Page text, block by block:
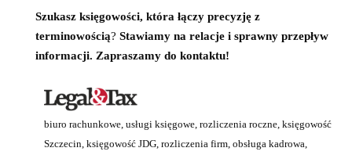
Szukasz księgowości, która łączy precyzję z
terminowością? Stawiamy na relacje i sprawny przepływ
informacji. Zapraszamy do kontaktu!
biuro rachunkowe, usługi księgowe, rozliczenia roczne, księgowość
Szczecin, księgowość JDG, rozliczenia firm, obsługa kadrowa,